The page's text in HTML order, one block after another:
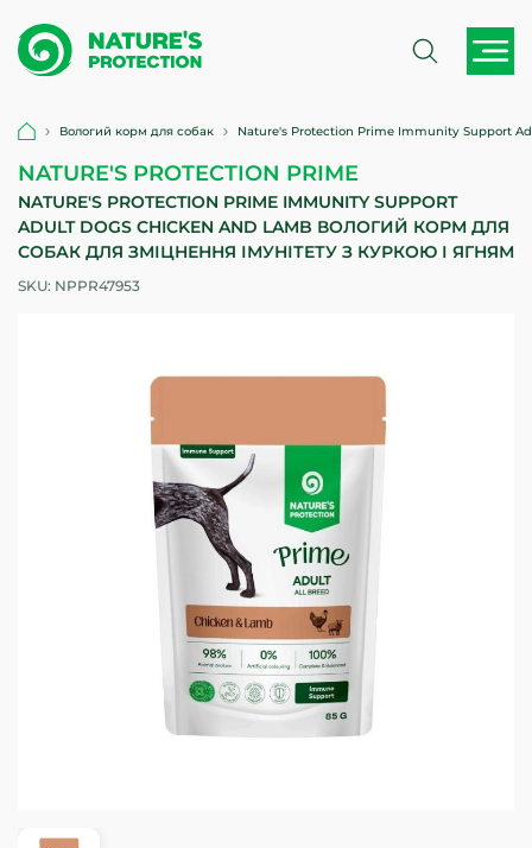
Вологий корм для собак Nature's Protection Prime Immunity Support
NATURE'S PROTECTION PRIME
NATURE'S PROTECTION PRIME IMMUNITY SUPPORT
ADULT DOGS CHICKEN AND LAMB ВОЛОГИЙ КОРМ ДЛЯ
СОБАК ДЛЯ ЗМІЦНЕННЯ ІМУНІТЕТУ З КУРКОЮ І ЯГНЯМ
SKU: NPPR47953